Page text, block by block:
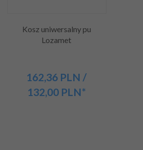
Kosz uniwersalny pu
Lozamet
162,36 PLN /
132,00 PLN*